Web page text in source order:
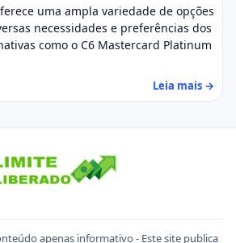
uma ampla variedade de opções
necessidades e preferências dos
como o C6 Mastercard Platinum
Leia mais →
apenas informativo - Este site publica